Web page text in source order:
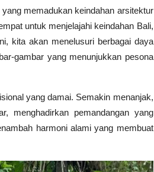
memadukan keindahan arsitektur
untuk menjelajahi keindahan Bali,
kita akan menelusuri berbagai daya
gambar yang menunjukkan pesona
yang damai. Semakin menanjak,
menghadirkan pemandangan yang
harmoni alami yang membuat